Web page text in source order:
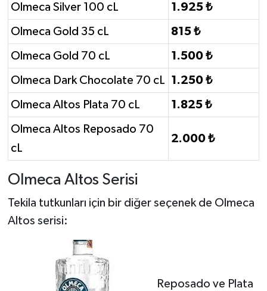
Olmeca Silver 100 cL 1.925 ₺
Olmeca Gold 35 cL 815 ₺
Olmeca Gold 70 cL 1.500 ₺
Olmeca Dark Chocolate 70 cL 1.250 ₺
Olmeca Altos Plata 70 cL 1.825 ₺
Olmeca Altos Reposado 70
cL
2.000 ₺
Olmeca Altos Serisi
Tekila tutkunları için bir diğer seçenek de Olmeca
Altos serisi:
Reposado ve Plata